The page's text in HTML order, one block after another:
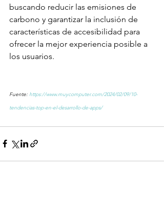
buscando reducir las emisiones de
carbono y garantizar la inclusión de
características de accesibilidad para
ofrecer la mejor experiencia posible a
los usuarios.
Fuente: https://www.muycomputer.com/2024/02/09/10-
tendencias-top-en-el-desarrollo-de-apps/